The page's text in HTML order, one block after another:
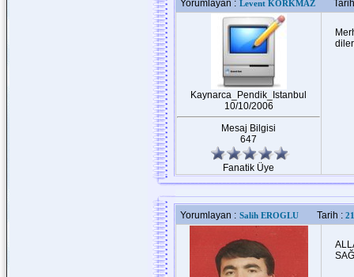
Yorumlayan : Levent KORKMAZ
Kaynarca_Pendik_Istanbul
10/10/2006
Mesaj Bilgisi
647
Fanatik Üye
Yorumlayan : Salih EROGLU Tarih :